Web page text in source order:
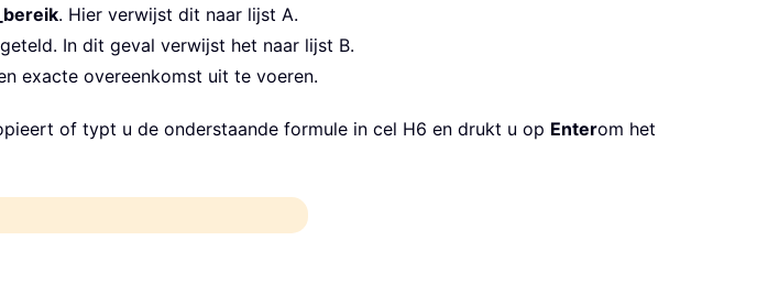
. Hier verwijst dit naar lijst A.
In dit geval verwijst het naar lijst B.
exacte overeenkomst uit te voeren.
of typt u de onderstaande formule in cel H6 en drukt u op Enterom het